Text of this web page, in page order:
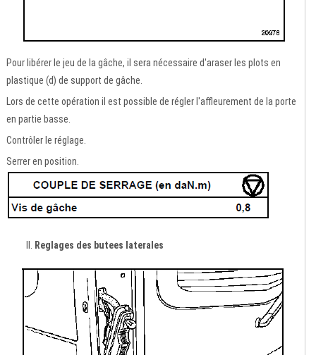
Pour libérer le jeu de la gâche, il sera nécessaire d'araser les plots en
plastique (d) de support de gâche.
Lors de cette opération il est possible de régler l'affleurement de la porte
en partie basse.
Contrôler le réglage.
Serrer en position.
Reglages des butees laterales